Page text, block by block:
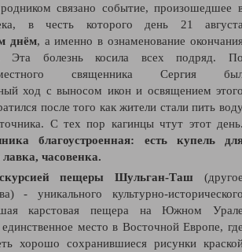
связано событие, произошедшее
в честь которого день 21
днём, а именно в ознаменование
Эта болезнь косила всех подряд.
священника Сергия
ход с выносом икон и освящением
после того как жители стали пить
С тех пор кагинцы чтут этот
благоустроенная: есть купель
часовенка.
пещеры Шульган-Таш
- уникального культурно-
карстовая пещера на Южном
место в Восточной Европе,
хорошо сохранившиеся рисунки